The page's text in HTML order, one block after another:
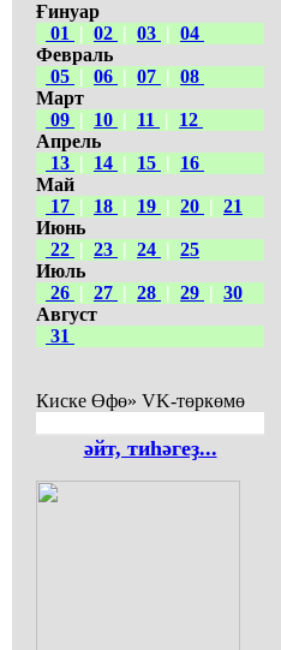
Ғинуар
01
| 02 | 03 | 04
Февраль
05 | 06 | 07 | 08
Март
09 | 10 | 11 |
12
Апрель
13 | 14 | 15 |
16
Май
17 | 18 | 19 | 20 | 21
Июнь
22 | 23 | 24 | 25
Июль
26 | 27 | 28 | 29 | 30
Август
31
Киске Өфө» VK-төркөмө
әйт, тиһәгеҙ...